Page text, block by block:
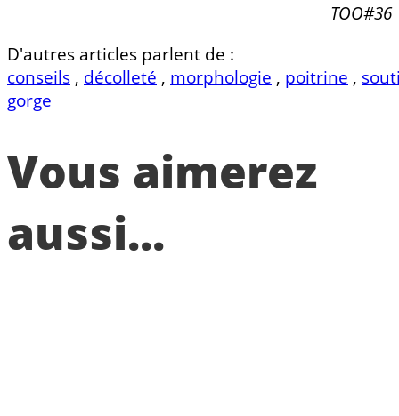
TOO#36
D'autres articles parlent de :
conseils , décolleté , morphologie , poitrine ,
gorge
Vous aimerez
aussi...